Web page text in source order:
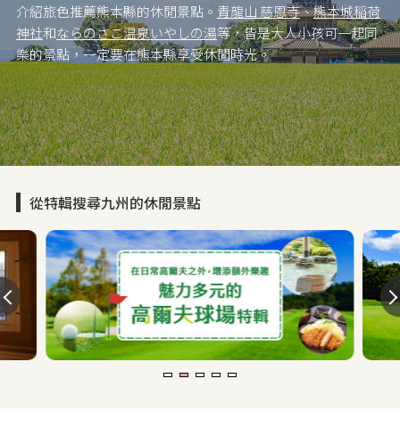
介紹旅色推薦熊本縣的休閒景點。 青龍山 慈恩寺、熊本城稲荷
神社和ならのさこ温泉いやしの湯等，皆是大人小孩可一起同
樂的景點，一定要在熊本縣享受休閒時光。
從特輯搜尋九州的休閒景點